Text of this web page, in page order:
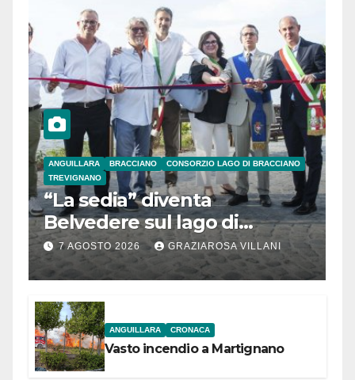
ANGUILLARA BRACCIANO
CONSORZIO LAGO DI BRACCIANO
TREVIGNANO
“La sedia” diventa
Belvedere sul lago di
Bracciano: ieri
l’inaugurazione
7 AGOSTO 2026 GRAZIAROSA VILLANI
ANGUILLARA CRONACA
Vasto incendio a Martignano